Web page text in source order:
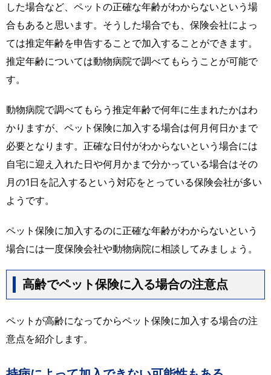
した場合など、ペットの正確な年齢がわからないという場
合もあると思います。そうした場合でも、保険会社によっ
ては推定年齢を申告することで加入することができます。
推定年齢については動物病院で調べてもらうことが可能で
す。
動物病院で調べてもらう推定年齢で何年に生まれたかはわ
かりますが、ペット保険に加入する場合は何月何日かまで
必要となります。正確な日付がわからないという場合には
自宅に迎え入れた日や何月かまで分かっている場合はその
月の1日を記入するという対応をとっている保険会社が多い
ようです。
ペット保険に加入するのに正確な年齢がわからないという
場合には一度保険会社や動物病院に相談してみましょう。
高齢でペット保険に入る場合の注意点
ペットが高齢になってからペット保険に加入する場合の注
意点を紹介します。